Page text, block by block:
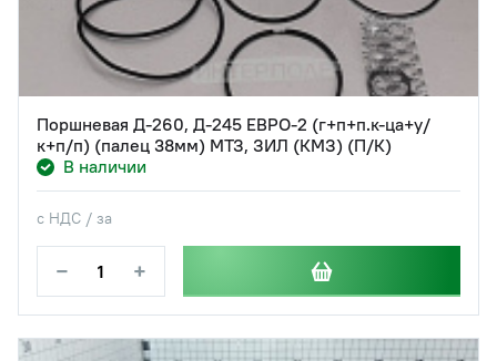
Поршневая Д-260, Д-245 ЕВРО-2 (г+п+п.к-ца+у/
к+п/п) (палец 38мм) МТЗ, ЗИЛ (КМЗ) (П/К)
В наличии
с НДС / за
− +